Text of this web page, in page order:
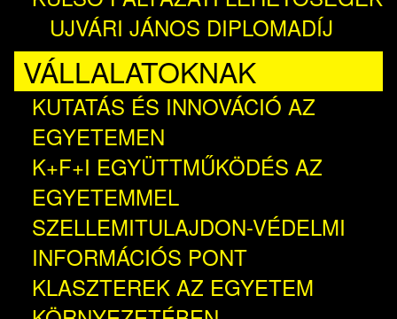
UJVÁRI JÁNOS DIPLOMADÍJ
VÁLLALATOKNAK
KUTATÁS ÉS INNOVÁCIÓ AZ
EGYETEMEN
K+F+I EGYÜTTMŰKÖDÉS AZ
EGYETEMMEL
SZELLEMITULAJDON-VÉDELMI
INFORMÁCIÓS PONT
KLASZTEREK AZ EGYETEM